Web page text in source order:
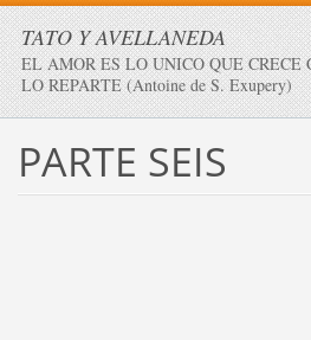
TATO Y AVELLANEDA
EL AMOR ES LO UNICO QUE CRECE
LO REPARTE (Antoine de S. Exupery)
PARTE SEIS